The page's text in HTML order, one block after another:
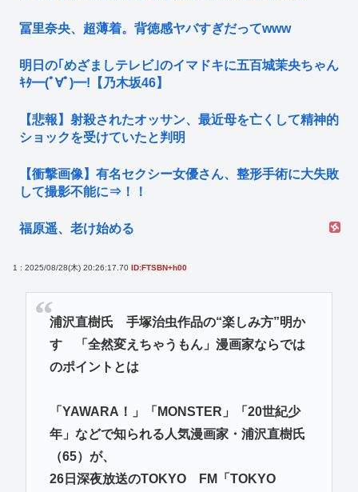
冨里奈央、超薄着。背徳感ヤバすぎだってwww
明日の｢めざましテレビ｣のイマドキに五百城茉央ちゃん
ｷﾀ━(ﾟ∀ﾟ)━!【乃木坂46】
【悲報】射殺されたオッサン、最近母を亡くして精神的
ショックを受けていたと判明
【衝撃画像】有名セクシー女優さん、整形手術に大失敗
して撮影不能に⇒！！
福原遥、老け始める
1 : 2025/08/28(木) 20:26:17.70 ID:FTSBN+h00
浦沢直樹氏 手塚治虫作品の“楽しみ方”明か
す 「全然変えちゃうもん」漫画家ならでは
のポイントとは
「YAWARA！」「MONSTER」「20世紀少
年」などで知られる人気漫画家・浦沢直樹氏
（65）が、
26日深夜放送のTOKYO FM「TOKYO